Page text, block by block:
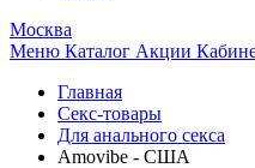
Москва
Меню Каталог Акции
Главная
Секс-товары
Для анального секса
Amovibe - США